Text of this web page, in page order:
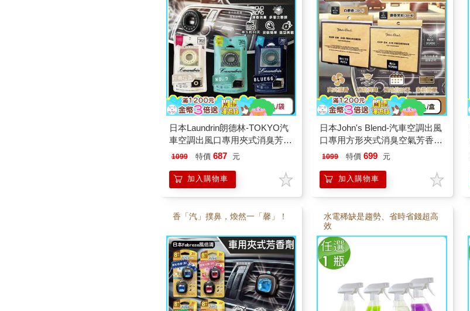
日本Laundrin朗德林-TOKYO汽
車空調出風口專用夾式消臭芳香
劑1入/袋 (車用清新擴香劑/質感
味/持久馨香約30天)
1099 特價 687 元
加入購物車
日本John's Blend-汽車空調出風
口專用方形夾式消臭空氣芳香劑
1入/盒(質感車用擴香器/車內空
香長效約30天)
1099 特價 699 元
加入購物車
香「汽」撲鼻，煥然一「馨」！
水電稀缺是趨勢、省時省錢超高
效